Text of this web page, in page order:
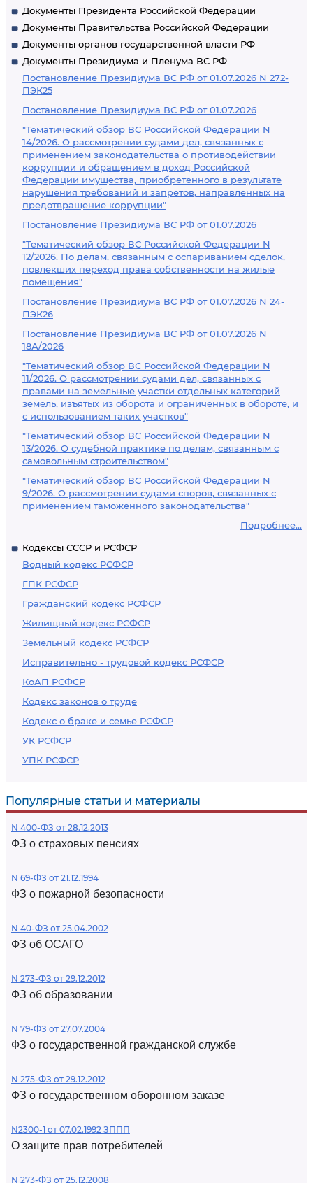
Документы Президента Российской Федерации
Документы Правительства Российской Федерации
Документы органов государственной власти РФ
Документы Президиума и Пленума ВС РФ
Постановление Президиума ВС РФ от 01.07.2026 N 272-
ПЭК25
Постановление Президиума ВС РФ от 01.07.2026
"Тематический обзор ВС Российской Федерации N
14/2026. О рассмотрении судами дел, связанных с
применением законодательства о противодействии
коррупции и обращением в доход Российской
Федерации имущества, приобретенного в результате
нарушения требований и запретов, направленных на
предотвращение коррупции"
Постановление Президиума ВС РФ от 01.07.2026
"Тематический обзор ВС Российской Федерации N
12/2026. По делам, связанным с оспариванием сделок,
повлекших переход права собственности на жилые
помещения"
Постановление Президиума ВС РФ от 01.07.2026 N 24-
ПЭК26
Постановление Президиума ВС РФ от 01.07.2026 N
18А/2026
"Тематический обзор ВС Российской Федерации N
11/2026. О рассмотрении судами дел, связанных с
правами на земельные участки отдельных категорий
земель, изъятых из оборота и ограниченных в обороте, и
с использованием таких участков"
"Тематический обзор ВС Российской Федерации N
13/2026. О судебной практике по делам, связанным с
самовольным строительством"
"Тематический обзор ВС Российской Федерации N
9/2026. О рассмотрении судами споров, связанных с
применением таможенного законодательства"
Подробнее...
Кодексы СССР и РСФСР
Водный кодекс РСФСР
ГПК РСФСР
Гражданский кодекс РСФСР
Жилищный кодекс РСФСР
Земельный кодекс РСФСР
Исправительно - трудовой кодекс РСФСР
КоАП РСФСР
Кодекс законов о труде
Кодекс о браке и семье РСФСР
УК РСФСР
УПК РСФСР
Популярные статьи и материалы
N 400-ФЗ от 28.12.2013
ФЗ о страховых пенсиях
N 69-ФЗ от 21.12.1994
ФЗ о пожарной безопасности
N 40-ФЗ от 25.04.2002
ФЗ об ОСАГО
N 273-ФЗ от 29.12.2012
ФЗ об образовании
N 79-ФЗ от 27.07.2004
ФЗ о государственной гражданской службе
N 275-ФЗ от 29.12.2012
ФЗ о государственном оборонном заказе
N2300-1 от 07.02.1992 ЗППП
О защите прав потребителей
N 273-ФЗ от 25.12.2008